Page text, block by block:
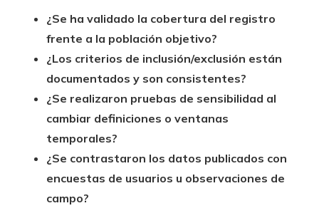
¿Se ha validado la cobertura del registro
frente a la población objetivo?
¿Los criterios de inclusión/exclusión están
documentados y son consistentes?
¿Se realizaron pruebas de sensibilidad al
cambiar definiciones o ventanas
temporales?
¿Se contrastaron los datos publicados con
encuestas de usuarios u observaciones de
campo?